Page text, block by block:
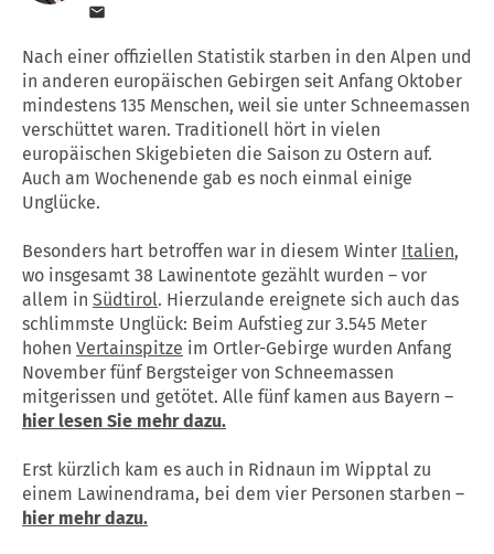
Nach einer offiziellen Statistik starben in den Alpen und
in anderen europäischen Gebirgen seit Anfang Oktober
mindestens 135 Menschen, weil sie unter Schneemassen
verschüttet waren. Traditionell hört in vielen
europäischen Skigebieten die Saison zu Ostern auf.
Auch am Wochenende gab es noch einmal einige
Unglücke.
Besonders hart betroffen war in diesem Winter Italien,
wo insgesamt 38 Lawinentote gezählt wurden – vor
allem in Südtirol. Hierzulande ereignete sich auch das
schlimmste Unglück: Beim Aufstieg zur 3.545 Meter
hohen Vertainspitze im Ortler-Gebirge wurden Anfang
November fünf Bergsteiger von Schneemassen
mitgerissen und getötet. Alle fünf kamen aus Bayern –
hier lesen Sie mehr dazu.
Erst kürzlich kam es auch in Ridnaun im Wipptal zu
einem Lawinendrama, bei dem vier Personen starben –
hier mehr dazu.